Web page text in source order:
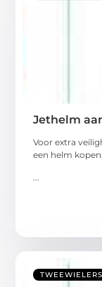
Jethelm
Voor extra
een helm
...
TWEEWIELERS